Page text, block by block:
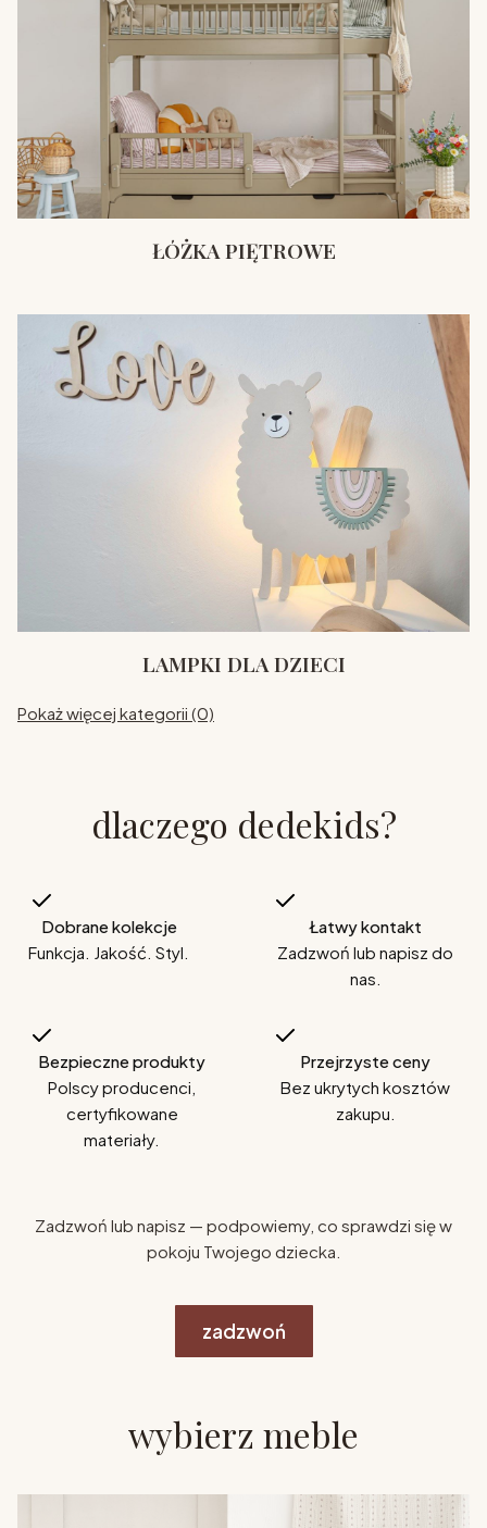
ŁÓŻKA PIĘTROWE
LAMPKI DLA DZIECI
Pokaż więcej kategorii (0)
dlaczego dedekids?
Dobrane kolekcje
Funkcja. Jakość. Styl.
Łatwy kontakt
Zadzwoń lub napisz do
nas.
Bezpieczne produkty
Polscy producenci,
certyfikowane
materiały.
Przejrzyste ceny
Bez ukrytych kosztów
zakupu.
Zadzwoń lub napisz — podpowiemy, co sprawdzi się w
pokoju Twojego dziecka.
zadzwoń
wybierz meble